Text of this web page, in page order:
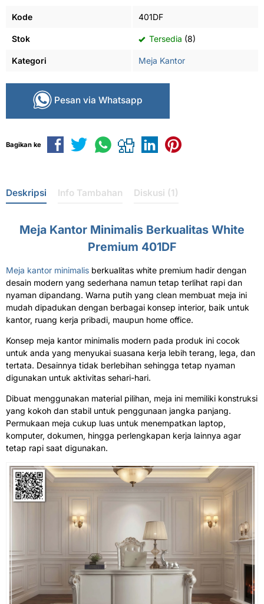
Kode 401DF
Stok Tersedia (8)
Kategori Meja Kantor
Pesan via Whatsapp
Bagikan ke
Deskripsi Info Tambahan Diskusi (1)
Meja Kantor Minimalis Berkualitas White
Premium 401DF
Meja kantor minimalis berkualitas white premium hadir dengan
desain modern yang sederhana namun tetap terlihat rapi dan
nyaman dipandang. Warna putih yang clean membuat meja ini
mudah dipadukan dengan berbagai konsep interior, baik untuk
kantor, ruang kerja pribadi, maupun home office.
Konsep meja kantor minimalis modern pada produk ini cocok
untuk anda yang menyukai suasana kerja lebih terang, lega, dan
tertata. Desainnya tidak berlebihan sehingga tetap nyaman
digunakan untuk aktivitas sehari-hari.
Dibuat menggunakan material pilihan, meja ini memiliki konstruksi
yang kokoh dan stabil untuk penggunaan jangka panjang.
Permukaan meja cukup luas untuk menempatkan laptop,
komputer, dokumen, hingga perlengkapan kerja lainnya agar
tetap rapi saat digunakan.